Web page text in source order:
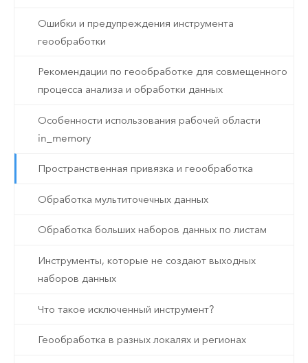
Ошибки и предупреждения инструмента
геообработки
Рекомендации по геообработке для совмещенного
процесса анализа и обработки данных
Особенности использования рабочей области
in_memory
Пространственная привязка и геообработка
Обработка мультиточечных данных
Обработка больших наборов данных по листам
Инструменты, которые не создают выходных
наборов данных
Что такое исключенный инструмент?
Геообработка в разных локалях и регионах